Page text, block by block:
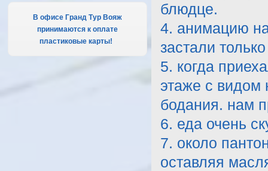
В офисе Гранд Тур Вояж
принимаются к оплате
пластиковые карты!
блюдце.
4. анимацию
застали
5. когда
этаже с видом
бодания. нам
6. еда очень
7. около
оставляя